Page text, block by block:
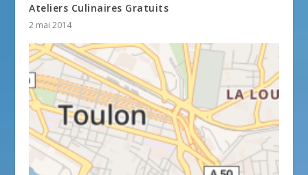
Ateliers Culinaires Gratuits
2 mai 2014